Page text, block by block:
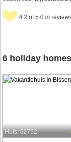
4.2 of 5.0 in
6 holiday
Huis: 62752